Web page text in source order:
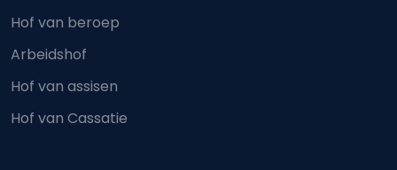
Hof van beroep
Arbeidshof
Hof van assisen
Hof van Cassatie